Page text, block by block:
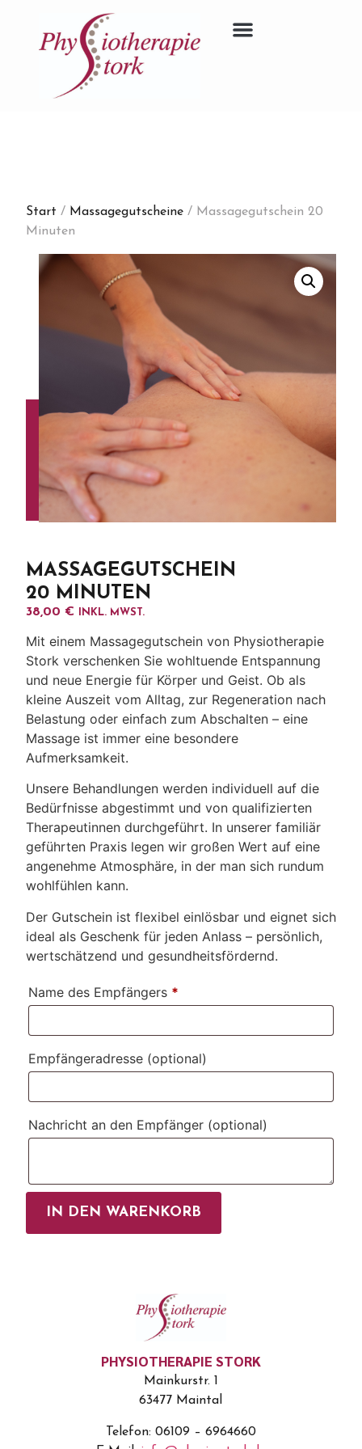
Start / Massagegutscheine / Massagegutschein 20
Minuten
MASSAGEGUTSCHEIN
20 MINUTEN
38,00 € INKL. MWST.
Mit einem Massagegutschein von Physiotherapie
Stork verschenken Sie wohltuende Entspannung
und neue Energie für Körper und Geist. Ob als
kleine Auszeit vom Alltag, zur Regeneration nach
Belastung oder einfach zum Abschalten – eine
Massage ist immer eine besondere
Aufmerksamkeit.
Unsere Behandlungen werden individuell auf die
Bedürfnisse abgestimmt und von qualifizierten
Therapeutinnen durchgeführt. In unserer familiär
geführten Praxis legen wir großen Wert auf eine
angenehme Atmosphäre, in der man sich rundum
wohlfühlen kann.
Der Gutschein ist flexibel einlösbar und eignet sich
ideal als Geschenk für jeden Anlass – persönlich,
wertschätzend und gesundheitsfördernd.
Name des Empfängers *
Empfängeradresse (optional)
Nachricht an den Empfänger (optional)
IN DEN WARENKORB
PHYSIOTHERAPIE STORK
Mainkurstr. 1
63477 Maintal
Telefon: 06109 – 6964660